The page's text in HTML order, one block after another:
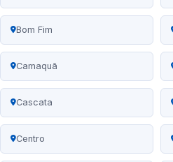
Bom Fim
Camaquã
Cascata
Centro